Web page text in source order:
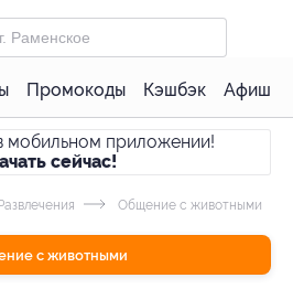
Промокоды Кэшбэк Афиша
мобильном приложении!
сейчас!
Развлечения Общение с животными
с животными